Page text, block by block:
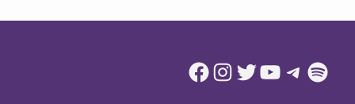
Spotify
Telegram
YouTube
Twitter
Instagram
Facebook